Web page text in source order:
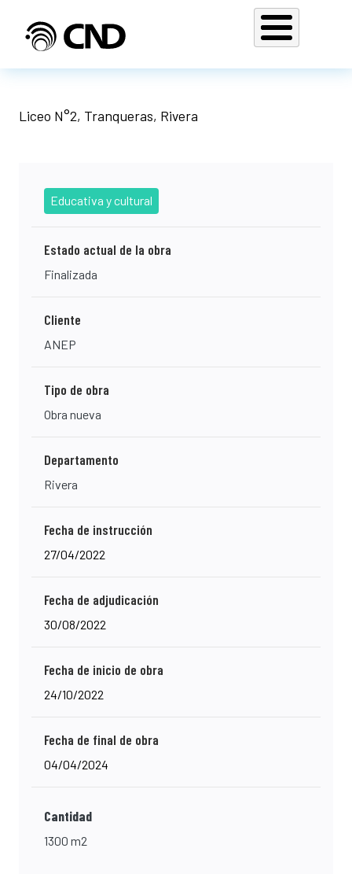
Liceo N°2, Tranqueras, Rivera
Educativa y cultural
Estado actual de la obra
Finalizada
Cliente
ANEP
Tipo de obra
Obra nueva
Departamento
Rivera
Fecha de instrucción
27/04/2022
Fecha de adjudicación
30/08/2022
Fecha de inicio de obra
24/10/2022
Fecha de final de obra
04/04/2024
Cantidad
1300 m2